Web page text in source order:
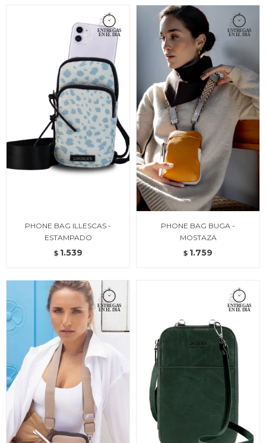
PHONE BAG ILLESCAS -
ESTAMPADO
$ 1.539
PHONE BAG BUGA -
MOSTAZA
$ 1.759